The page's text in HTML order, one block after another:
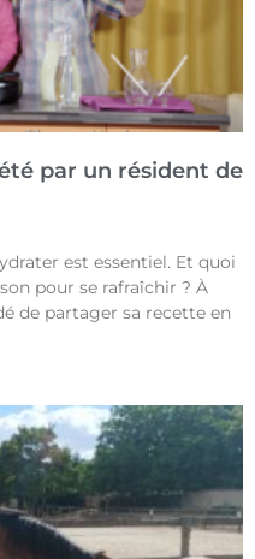
par un résident de
est essentiel. Et quoi
pour se rafraîchir ? À
de partager sa recette en